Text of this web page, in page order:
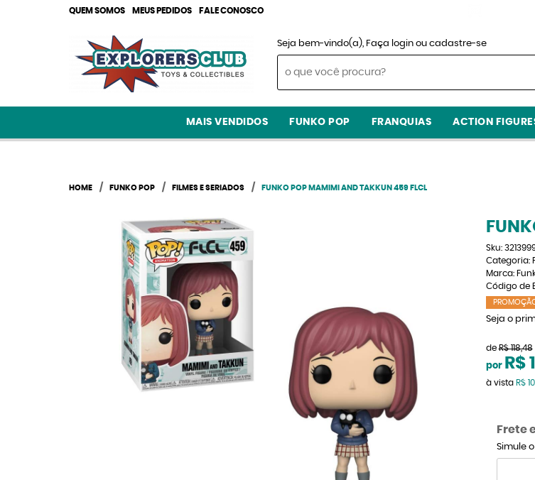
QUEM SOMOS MEUS PEDIDOS FALE CONOSCO
Seja bem-vindo(a), Faça login ou cadastre-se
MAIS VENDIDOS FUNKO POP FRANQUIAS ACTION
HOME FUNKO POP FILMES E SERIADOS FUNKO POP MAMIMI AND TAKKUN 459 FLCL
Sku:
Categoria:
Marca:
Código de
Seja o
de R$ 118,48
por R$
à vista R$
Frete
Simule